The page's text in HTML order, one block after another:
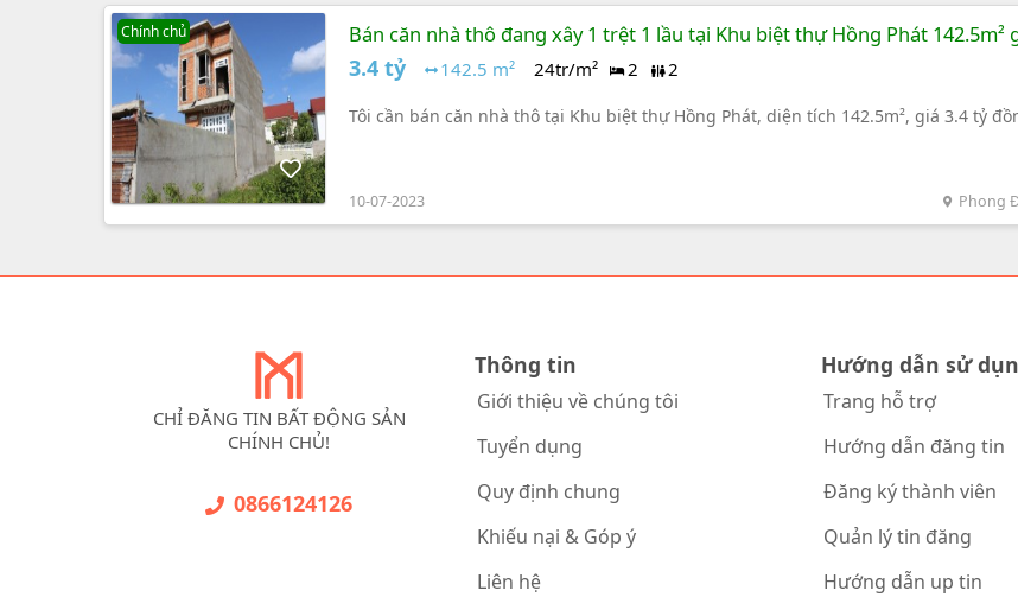
Chính chủ
Bán căn nhà thô đang xây 1 trệt 1 lầu tại Khu biệt thự Hồng Phát 142.5m²
đồng
3.4 tỷ 142.5 m² 24tr/m² 2 2
Tôi cần bán căn nhà thô tại Khu biệt thự Hồng Phát, diện tích 142.5m², giá 3.4 tỷ
10-07-2023 Phong
CHỈ ĐĂNG TIN BẤT ĐỘNG SẢN
CHÍNH CHỦ!
0866124126
Thông tin
Giới thiệu về chúng tôi
Tuyển dụng
Quy định chung
Khiếu nại & Góp ý
Liên hệ
Hướng dẫn sử
Trang hỗ trợ
Hướng dẫn đăng tin
Đăng ký thành viên
Quản lý tin đăng
Hướng dẫn up tin